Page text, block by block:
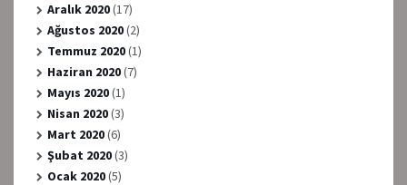
Aralık 2020(17)
Ağustos 2020(2)
Temmuz 2020(1)
Haziran 2020(7)
Mayıs 2020(1)
Nisan 2020(3)
Mart 2020(6)
Şubat 2020(3)
Ocak 2020(5)